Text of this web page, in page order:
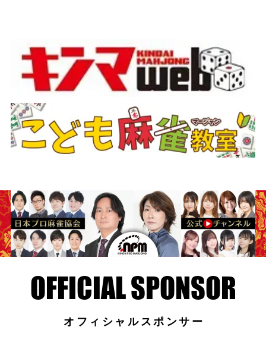
オフィシャルスポンサー